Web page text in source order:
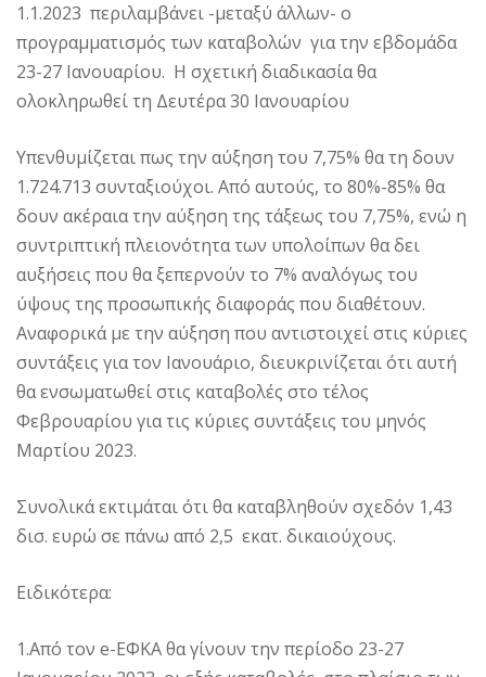
1.1.2023 περιλαμβάνει -μεταξύ άλλων- ο
προγραμματισμός των καταβολών για την εβδομάδα
23-27 Ιανουαρίου. Η σχετική διαδικασία θα
ολοκληρωθεί τη Δευτέρα 30 Ιανουαρίου
Υπενθυμίζεται πως την αύξηση του 7,75% θα τη δουν
1.724.713 συνταξιούχοι. Από αυτούς, το 80%-85% θα
δουν ακέραια την αύξηση της τάξεως του 7,75%, ενώ η
συντριπτική πλειονότητα των υπολοίπων θα δει
αυξήσεις που θα ξεπερνούν το 7% αναλόγως του
ύψους της προσωπικής διαφοράς που διαθέτουν.
Αναφορικά με την αύξηση που αντιστοιχεί στις κύριες
συντάξεις για τον Ιανουάριο, διευκρινίζεται ότι αυτή
θα ενσωματωθεί στις καταβολές στο τέλος
Φεβρουαρίου για τις κύριες συντάξεις του μηνός
Μαρτίου 2023.
Συνολικά εκτιμάται ότι θα καταβληθούν σχεδόν 1,43
δισ. ευρώ σε πάνω από 2,5 εκατ. δικαιούχους.
Ειδικότερα:
1.Από τον e-ΕΦΚΑ θα γίνουν την περίοδο 23-27